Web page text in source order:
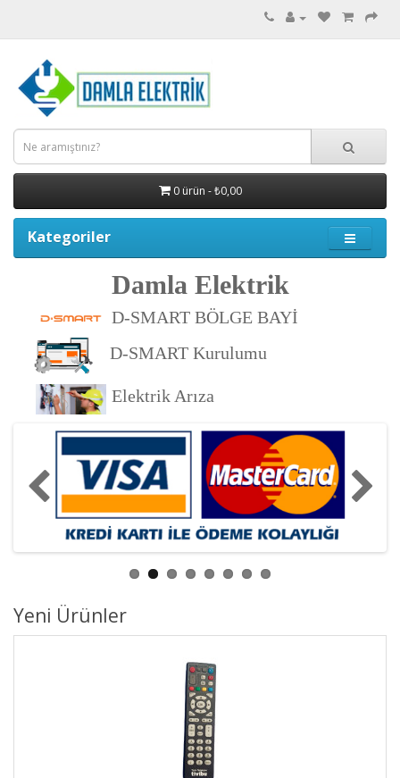
0 ürün - ₺0,00
Kategoriler
Damla Elektrik
D-SMART BÖLGE BAYİ
D-SMART Kurulumu
Elektrik Arıza
Yeni Ürünler